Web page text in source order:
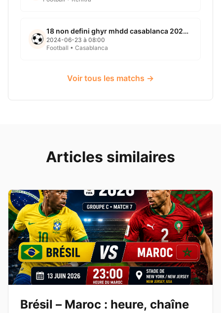
18 non defini ghyr mhdd casablanca 2024 06 23
2024-06-23 à 08:00
Football • Casablanca
Voir tous les matchs →
Articles similaires
Brésil – Maroc : heure, chaîne